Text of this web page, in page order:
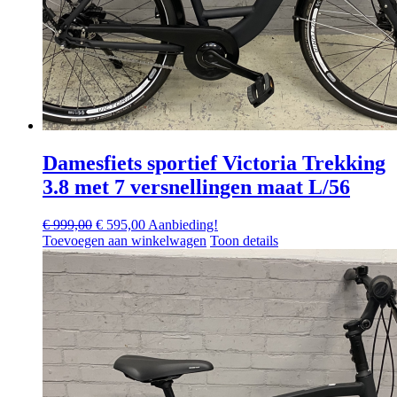
Damesfiets sportief Victoria Trekking
3.8 met 7 versnellingen maat L/56
€999,00 Oorspronkelijke
prijs
was:
€ 999,00.
€ 595,00Huidige
prijs
is:
€ 595,00.
Aanbieding!
Toevoegen aan winkelwagen Toon details